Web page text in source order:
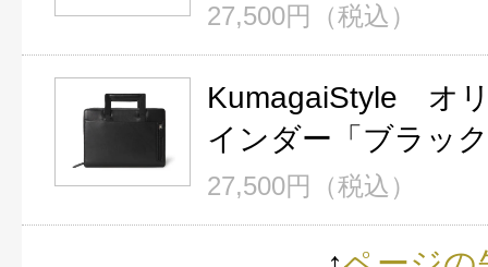
27,500円（税込）
KumagaiStyle オ
インダー「ブラッ
27,500円（税込）